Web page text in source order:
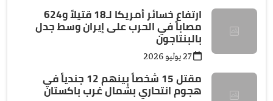
ارتفاع خسائر أمريكا لـ18 قتيلاً و624
مصاباً في الحرب على إيران وسط جدل
بالبنتاجون
27 يوليو 2026
مقتل 15 شخصاً بينهم 12 جندياً في
هجوم انتحاري بشمال غرب باكستان